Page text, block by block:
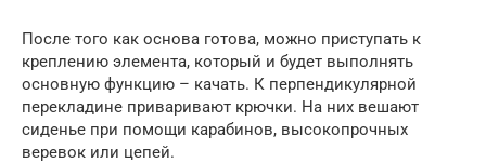
После того как основа готова, можно приступать к
креплению элемента, который и будет выполнять
основную функцию – качать. К перпендикулярной
перекладине приваривают крючки. На них вешают
сиденье при помощи карабинов, высокопрочных
веревок или цепей.